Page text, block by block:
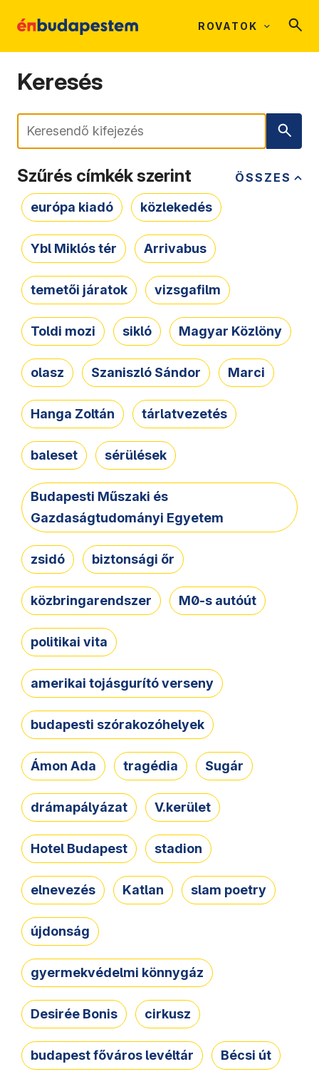
ROVATOK
Keresés
Keresés
ÖSSZES
Szűrés címkék szerint
európa kiadó közlekedés
Ybl Miklós tér Arrivabus
temetői járatok vizsgafilm
Toldi mozi sikló Magyar Közlöny
olasz Szaniszló Sándor Marci
Hanga Zoltán tárlatvezetés
baleset sérülések
Budapesti Műszaki és
Gazdaságtudományi Egyetem
zsidó biztonsági őr
közbringarendszer M0-s autóút
politikai vita
amerikai tojásgurító verseny
budapesti szórakozóhelyek
Ámon Ada tragédia Sugár
drámapályázat V.kerület
Hotel Budapest stadion
elnevezés Katlan slam poetry
újdonság
gyermekvédelmi könnygáz
Desirée Bonis cirkusz
budapest főváros levéltár Bécsi út